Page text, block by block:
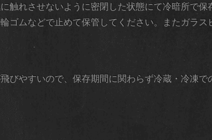
触れさせないように密閉した状態にて冷暗所で保
ゴムなどで止めて保管してください。またガラス
びやすいので、保存期間に関わらず冷蔵・冷凍で